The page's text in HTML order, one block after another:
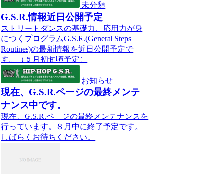
未分類
G.S.R.情報近日公開予定
ストリートダンスの基礎力、応用力が身
につくプログラムG.S.R.(General Steps
Routines)の最新情報を近日公開予定で
す。（５月初旬頃予定）
お知らせ
現在、G.S.R.ページの最終メンテ
ナンス中です。
現在、G.S.R.ページの最終メンテナンスを
行っています。８月中に終了予定です。
しばらくお待ちください。